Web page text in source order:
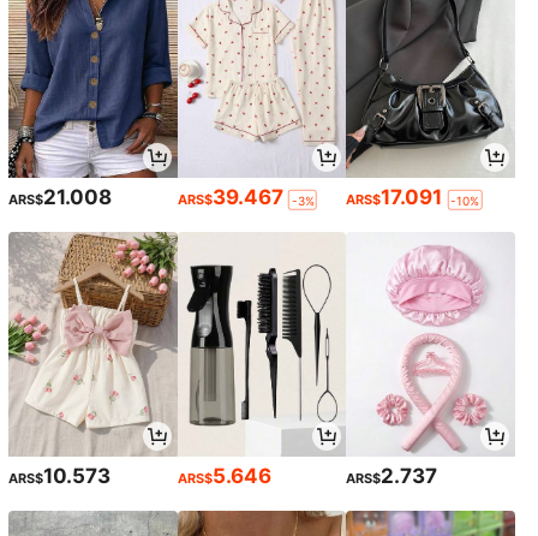
ARS$21.008 ARS$39.467 -3% ARS$17.091 -10%
ARS$10.573 ARS$5.646 ARS$2.737